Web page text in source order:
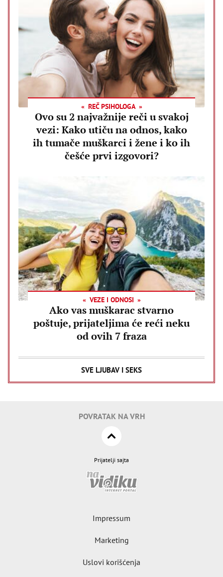
REČ PSIHOLOGA
Ovo su 2 najvažnije reči u svakoj
vezi: Kako utiču na odnos, kako
ih tumače muškarci i žene i ko ih
češće prvi izgovori?
VEZE I ODNOSI
Ako vas muškarac stvarno
poštuje, prijateljima će reći neku
od ovih 7 fraza
SVE LJUBAV I SEKS
POVRATAK NA VRH
Prijatelji sajta
Impressum
Marketing
Uslovi korišćenja